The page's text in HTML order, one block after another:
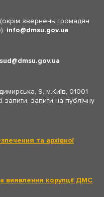
(окрім звернень громадян
info dmsu.gov.ua
sud dmsu.gov.ua
9, м.Київ, 01001
запити на публічну
та архівної
виявлення корупції ДМС